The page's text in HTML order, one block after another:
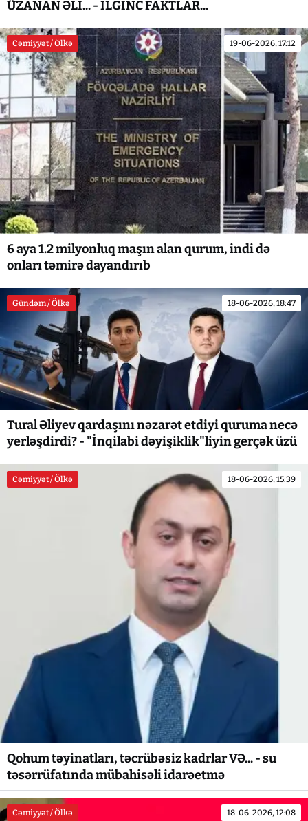
ÜZANAN ƏLİ... - İLGİNC FAKTLAR...
Cəmiyyət / Ölkə 19-06-2026, 17:12
6 aya 1.2 milyonluq maşın alan qurum, indi də
onları təmirə dayandırıb
Gündəm / Ölkə 18-06-2026, 18:47
Tural Əliyev qardaşını nəzarət etdiyi quruma necə
yerləşdirdi? - "İnqilabi dəyişiklik"liyin gerçək üzü
Cəmiyyət / Ölkə 18-06-2026, 15:39
Qohum təyinatları, təcrübəsiz kadrlar VƏ... - su
təsərrüfatında mübahisəli idarəetmə
Cəmiyyət / Ölkə 18-06-2026, 12:08